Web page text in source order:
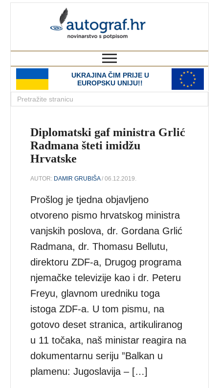
UKRAJINA ČIM PRIJE U
EUROPSKU UNIJU!!
Diplomatski gaf ministra Grlić
Radmana šteti imidžu
Hrvatske
AUTOR: DAMIR GRUBIŠA/ 06.12.2019.
Prošlog je tjedna objavljeno
otvoreno pismo hrvatskog ministra
vanjskih poslova, dr. Gordana Grlić
Radmana, dr. Thomasu Bellutu,
direktoru ZDF-a, Drugog programa
njemačke televizije kao i dr. Peteru
Freyu, glavnom uredniku toga
istoga ZDF-a. U tom pismu, na
gotovo deset stranica, artikuliranog
u 11 točaka, naš ministar reagira na
dokumentarnu seriju ”Balkan u
plamenu: Jugoslavija – […]